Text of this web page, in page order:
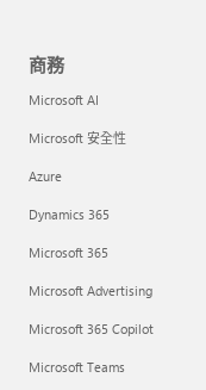
商務
Microsoft AI
Microsoft 安全性
Azure
Dynamics 365
Microsoft 365
Microsoft Advertising
Microsoft 365 Copilot
Microsoft Teams